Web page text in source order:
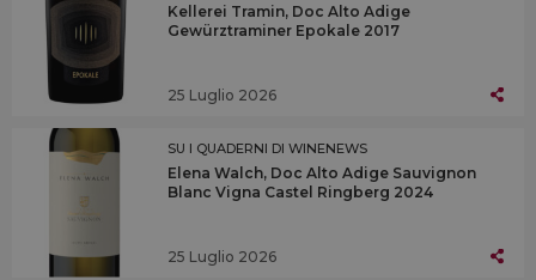
Kellerei Tramin, Doc Alto Adige
Gewürztraminer Epokale 2017
25 Luglio 2026
SU I QUADERNI DI WINENEWS
Elena Walch, Doc Alto Adige Sauvignon
Blanc Vigna Castel Ringberg 2024
25 Luglio 2026